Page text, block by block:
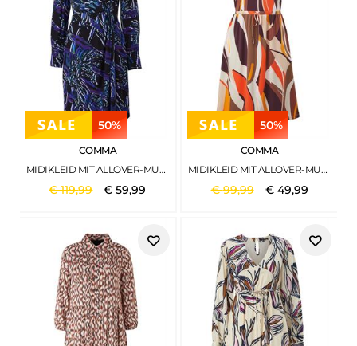
50%
COMMA
MIDIKLEID MIT ALLOVER-MUSTER SCHWARZ
€119,99 €59,99
50%
COMMA
MIDIKLEID MIT ALLOVER-MUSTER BRAUN
€99,99 € 49,99